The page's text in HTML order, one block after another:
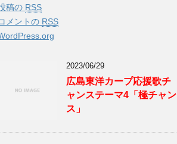
稿の RSS
メントの RSS
2023/06/29
広島東洋カープ応援歌チ
ャンステーマ4「極チャン
ス」